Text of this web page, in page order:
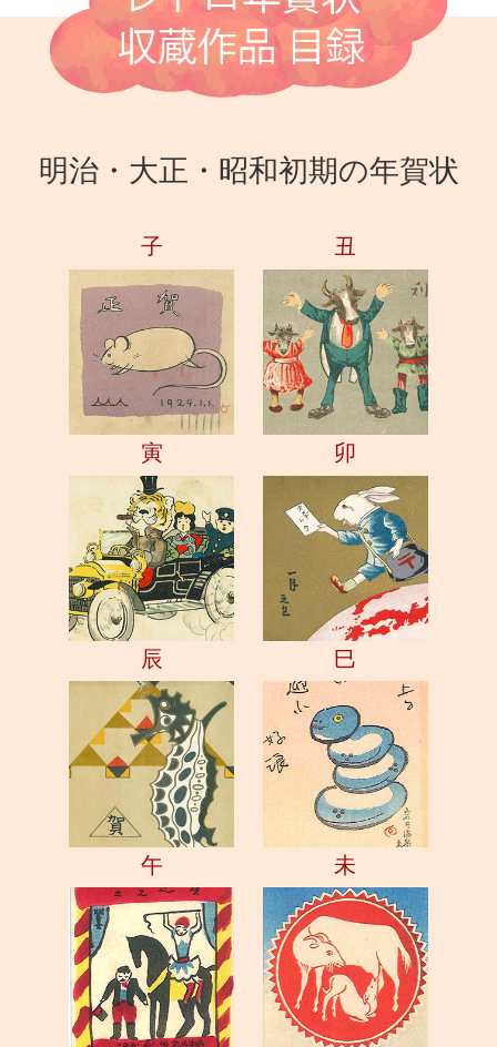
明治・大正・昭和初期の年賀状
子 丑
寅 卯
辰 巳
午 未